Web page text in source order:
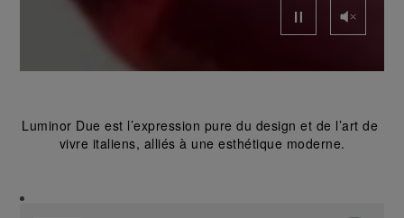
Luminor Due est l’expression pure du design et de l’art de
vivre italiens, alliés à une esthétique moderne.